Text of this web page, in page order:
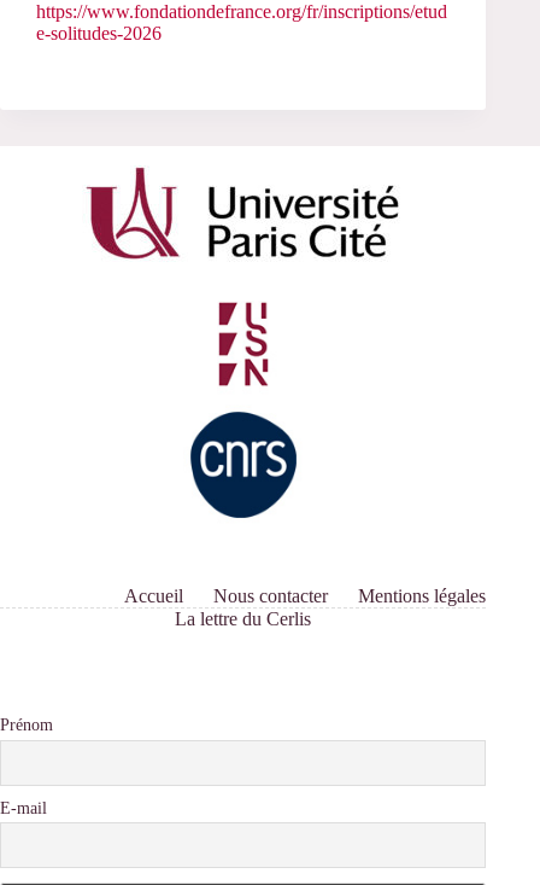
https://www.fondationdefrance.org/fr/inscriptions/etud
e-solitudes-2026
Accueil Nous contacter
Mentions légales
La lettre du Cerlis
Prénom
E-mail